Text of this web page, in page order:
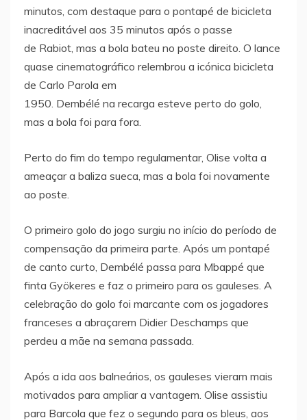
minutos, com destaque para o pontapé de bicicleta
inacreditável aos 35 minutos após o passe
de Rabiot, mas a bola bateu no poste direito. O lance
quase cinematográfico relembrou a icónica bicicleta
de Carlo Parola em
1950. Dembélé na recarga esteve perto do golo,
mas a bola foi para fora.
Perto do fim do tempo regulamentar, Olise volta a
ameaçar a baliza sueca, mas a bola foi novamente
ao poste.
O primeiro golo do jogo surgiu no início do período de
compensação da primeira parte. Após um pontapé
de canto curto, Dembélé passa para Mbappé que
finta Gyökeres e faz o primeiro para os gauleses. A
celebração do golo foi marcante com os jogadores
franceses a abraçarem Didier Deschamps que
perdeu a mãe na semana passada.
Após a ida aos balneários, os gauleses vieram mais
motivados para ampliar a vantagem. Olise assistiu
para Barcola que fez o segundo para os bleus, aos